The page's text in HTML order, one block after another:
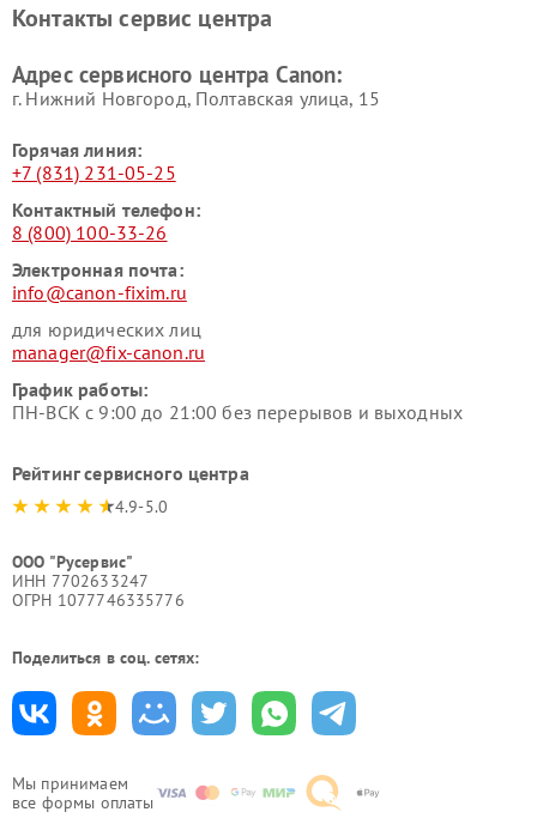
Мы принимаем
все формы оплаты
Контакты сервис центра
Адрес сервисного центра Canon:
г. Нижний Новгород, Полтавская улица, 15
Горячая линия:
+7 (831) 231-05-25
Контактный телефон:
8 (800) 100-33-26
Электронная почта:
info@canon-fixim.ru
для юридических лиц
manager@fix-canon.ru
График работы:
ПН-ВСК с 9:00 до 21:00 без перерывов и выходных
Рейтинг сервисного центра
4.9-5.0
ООО "Русервис"
ИНН 7702633247
ОГРН 1077746335776
Поделиться в соц. сетях: